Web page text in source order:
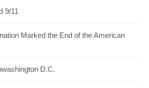
9/11
Marked the End of the American
D.C.